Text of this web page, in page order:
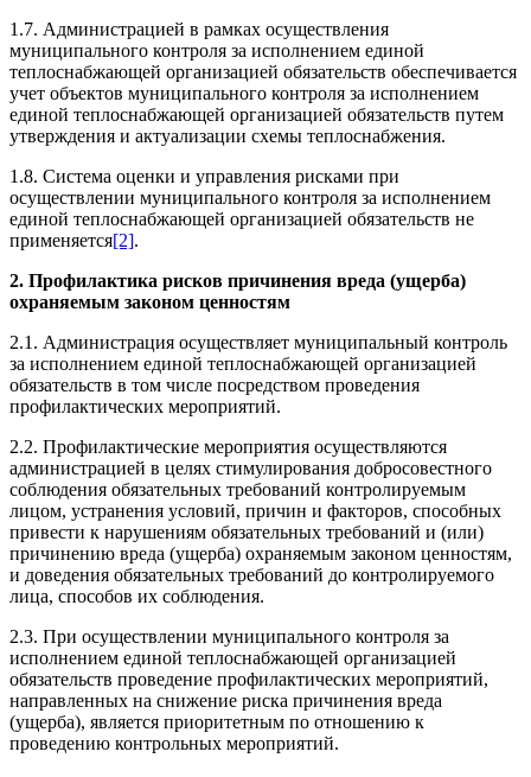
1.7. Администрацией в рамках осуществления
муниципального контроля за исполнением единой
теплоснабжающей организацией обязательств обеспечивается
учет объектов муниципального контроля за исполнением
единой теплоснабжающей организацией обязательств путем
утверждения и актуализации схемы теплоснабжения.
1.8. Система оценки и управления рисками при
осуществлении муниципального контроля за исполнением
единой теплоснабжающей организацией обязательств не
применяется[2].
2. Профилактика рисков причинения вреда (ущерба)
охраняемым законом ценностям
2.1. Администрация осуществляет муниципальный контроль
за исполнением единой теплоснабжающей организацией
обязательств в том числе посредством проведения
профилактических мероприятий.
2.2. Профилактические мероприятия осуществляются
администрацией в целях стимулирования добросовестного
соблюдения обязательных требований контролируемым
лицом, устранения условий, причин и факторов, способных
привести к нарушениям обязательных требований и (или)
причинению вреда (ущерба) охраняемым законом ценностям,
и доведения обязательных требований до контролируемого
лица, способов их соблюдения.
2.3. При осуществлении муниципального контроля за
исполнением единой теплоснабжающей организацией
обязательств проведение профилактических мероприятий,
направленных на снижение риска причинения вреда
(ущерба), является приоритетным по отношению к
проведению контрольных мероприятий.